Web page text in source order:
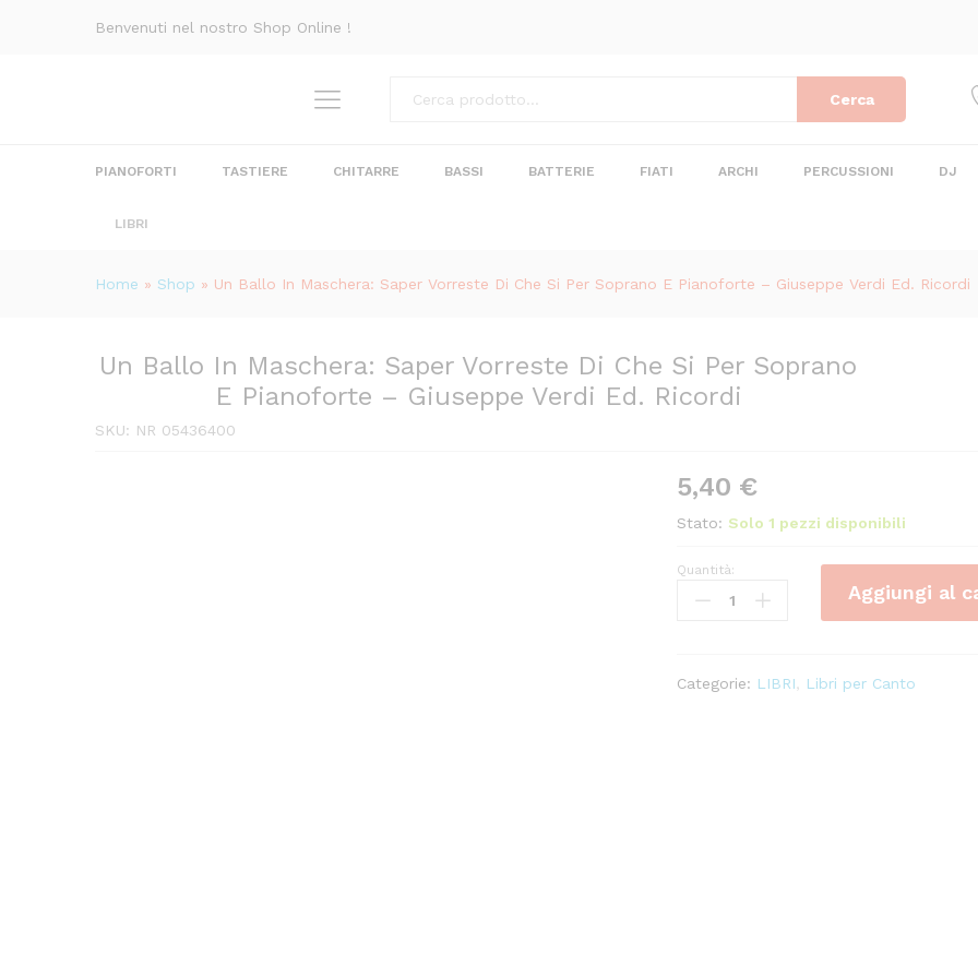
Benvenuti nel nostro Shop Online !
Categorie Cerca
PIANOFORTI TASTIERE CHITARRE BASSI BATTERIE FIATI ARCHI PERCUSSIONI DJ
LIBRI
Home » Shop » Un Ballo In Maschera: Saper Vorreste Di Che Si Per Soprano E Pianoforte – Giuseppe Verdi Ed. Ricordi
Un Ballo In Maschera: Saper Vorreste Di Che Si Per Soprano
E Pianoforte – Giuseppe Verdi Ed. Ricordi
SKU: NR 05436400
5,40 €
Stato: Solo 1 pezzi disponibili
Un
Ballo
Vorreste
Quantità:
Aggiungi al
Categorie: LIBRI Libri per Canto
Un Ballo In Maschera: Saper Vorreste Di Che Si Per Soprano E Pianoforte -
Giuseppe Verdi Ed. Ricordi